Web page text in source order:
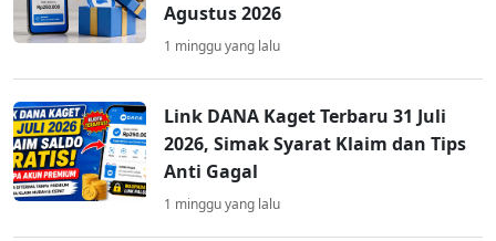
Agustus 2026
1 minggu yang lalu
Link DANA Kaget Terbaru 31 Juli
2026, Simak Syarat Klaim dan Tips
Anti Gagal
1 minggu yang lalu